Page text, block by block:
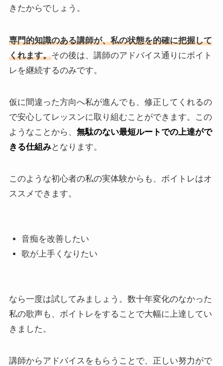
きたからでしょう。
専門的知識のある講師が、私の状態を的確に把握して
くれます。その後は、講師のアドバイス通りにボイト
レを継続するのみです。
仮に間違った方向へ私が進んでも、修正してくれるの
で安心してレッスンに取り組むことができます。この
ようなことから、 無駄のない最短ルートでの上達がで
きる仕組みとなります。
このような初心者の私の実体験からも、ボイトレはオ
ススメできます。
音痴を改善したい
歌が上手くなりたい
なら一度は試してみましょう。数十年変化のなかった
私の歌声も、ボイトレをすることで大幅に上達してい
きました。
講師からアドバイスをもらうことで、正しい努力がで